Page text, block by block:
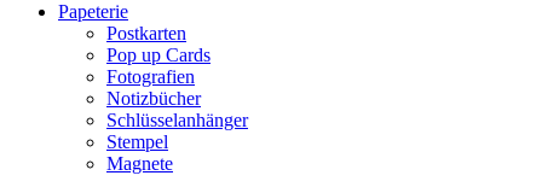
Papeterie
Postkarten
Pop up Cards
Fotografien
Notizbücher
Schlüsselanhänger
Stempel
Magnete